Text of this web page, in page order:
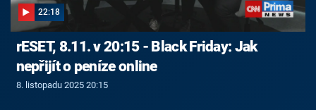
22:18
rESET, 8.11. v 20:15 - Black Friday: Jak
nepřijít o peníze online​
8. listopadu 2025 20:15